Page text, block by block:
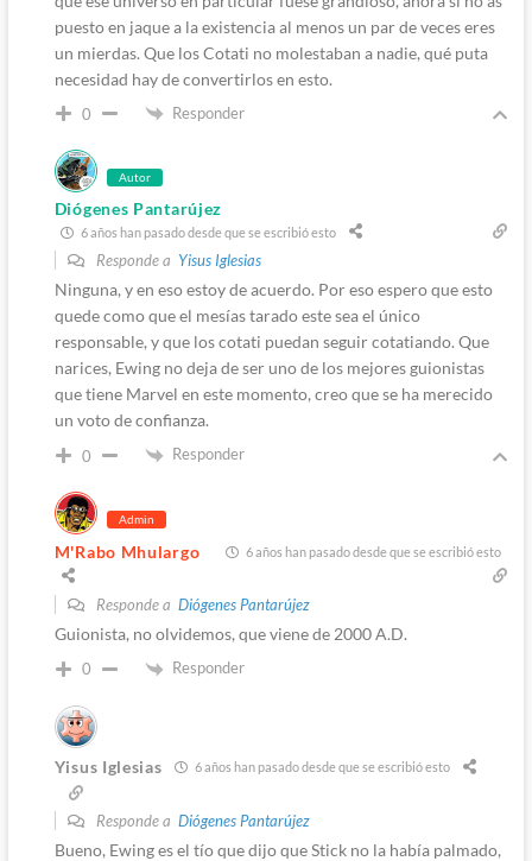
puesto en jaque a la existencia al menos un par de veces eres
un mierdas. Que los Cotati no molestaban a nadie, qué puta
necesidad hay de convertirlos en esto.
0 Responder
Autor
Diógenes Pantarújez
6 años han pasado desde que se escribió esto
Responde a Yisus Iglesias
Ninguna, y en eso estoy de acuerdo. Por eso espero que esto
quede como que el mesías tarado este sea el único
responsable, y que los cotati puedan seguir cotatiando. Que
narices, Ewing no deja de ser uno de los mejores guionistas
que tiene Marvel en este momento, creo que se ha merecido
un voto de confianza.
0 Responder
Admin
M'Rabo Mhulargo 6 años han pasado desde que se escribió esto
Responde a Diógenes Pantarújez
Guionista, no olvidemos, que viene de 2000 A.D.
0 Responder
Yisus Iglesias 6 años han pasado desde que se escribió esto
Responde a Diógenes Pantarújez
Bueno, Ewing es el tío que dijo que Stick no la había palmado,